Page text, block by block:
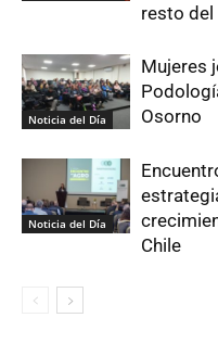
resto del
Noticia del Día
Mujeres
Osorno
Noticia del Día
Chile